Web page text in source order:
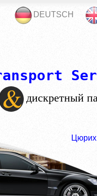
дискретный
DEUTSCH